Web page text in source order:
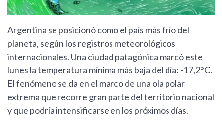
Argentina se posicionó como el país más frío del
planeta, según los registros meteorológicos
internacionales. Una ciudad patagónica marcó este
lunes la temperatura mínima más baja del día: -17,2°C.
El fenómeno se da en el marco de una ola polar
extrema que recorre gran parte del territorio nacional
y que podría intensificarse en los próximos días.